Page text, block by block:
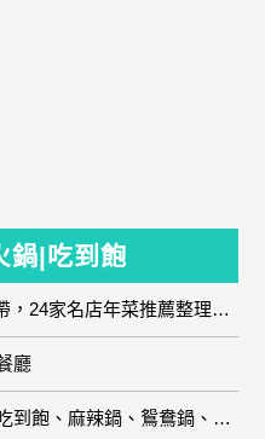
鍋|吃到飽
2024年菜預購、年菜宅配外帶，24家名店年菜推薦整理，圍爐輕鬆上菜團圓趣
廳
台中火鍋推薦|精選台中火鍋吃到飽、麻辣鍋、鴛鴦鍋、石頭火鍋、酸菜白肉鍋、海鮮鍋、燒酒雞、麻油雞、壽喜燒等熱門人氣火鍋店!